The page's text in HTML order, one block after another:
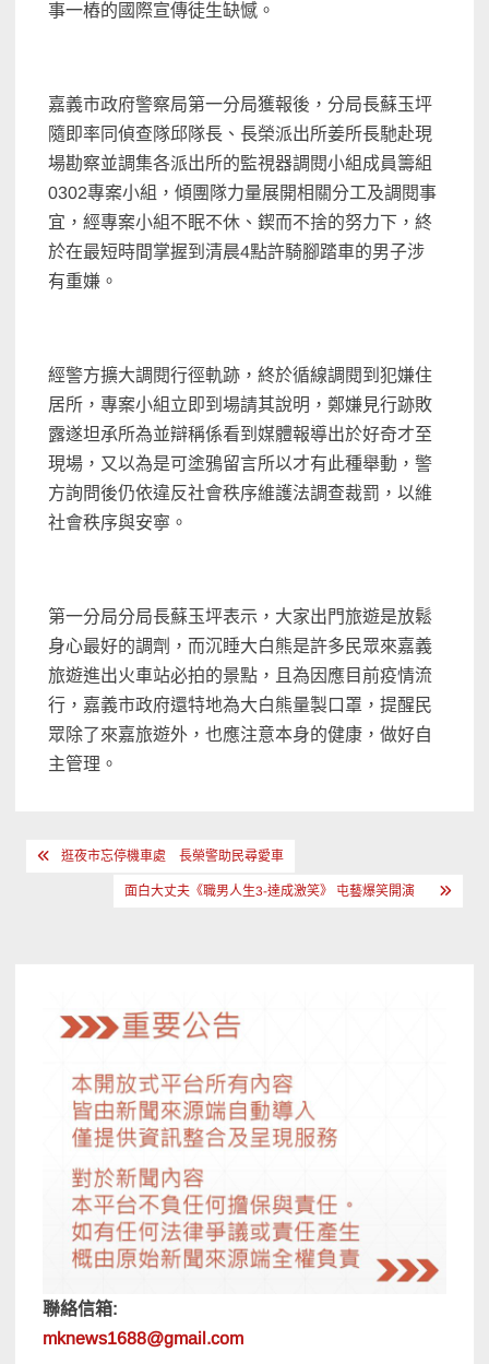
事一樁的國際宣傳徒生缺憾。
嘉義市政府警察局第一分局獲報後，分局長蘇玉坪
隨即率同偵查隊邱隊長、長榮派出所姜所長馳赴現
場勘察並調集各派出所的監視器調閱小組成員籌組
0302專案小組，傾團隊力量展開相關分工及調閱事
宜，經專案小組不眠不休、鍥而不捨的努力下，終
於在最短時間掌握到清晨4點許騎腳踏車的男子涉
有重嫌。
經警方擴大調閱行徑軌跡，終於循線調閱到犯嫌住
居所，專案小組立即到場請其說明，鄭嫌見行跡敗
露遂坦承所為並辯稱係看到媒體報導出於好奇才至
現場，又以為是可塗鴉留言所以才有此種舉動，警
方詢問後仍依違反社會秩序維護法調查裁罰，以維
社會秩序與安寧。
第一分局分局長蘇玉坪表示，大家出門旅遊是放鬆
身心最好的調劑，而沉睡大白熊是許多民眾來嘉義
旅遊進出火車站必拍的景點，且為因應目前疫情流
行，嘉義市政府還特地為大白熊量製口罩，提醒民
眾除了來嘉旅遊外，也應注意本身的健康，做好自
主管理。
文 逛夜市忘停機車處 長榮警助民尋愛車
面白大丈夫《職男人生3-達成激笑》 屯藝爆笑開演
聯絡信箱:
mknews1688@gmail.com